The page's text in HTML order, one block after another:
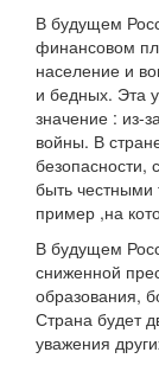
В будущем
финансовом
население и
и бедных. Эта
значение : из-
войны. В
безопасности,
быть честными
пример ,на
В будущем
сниженной
образования,
Страна будет
уважения